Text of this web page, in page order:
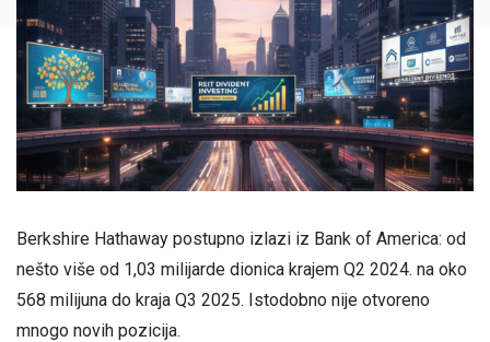
Berkshire Hathaway postupno izlazi iz Bank of America: od
nešto više od 1,03 milijarde dionica krajem Q2 2024. na oko
568 milijuna do kraja Q3 2025. Istodobno nije otvoreno
mnogo novih pozicija.